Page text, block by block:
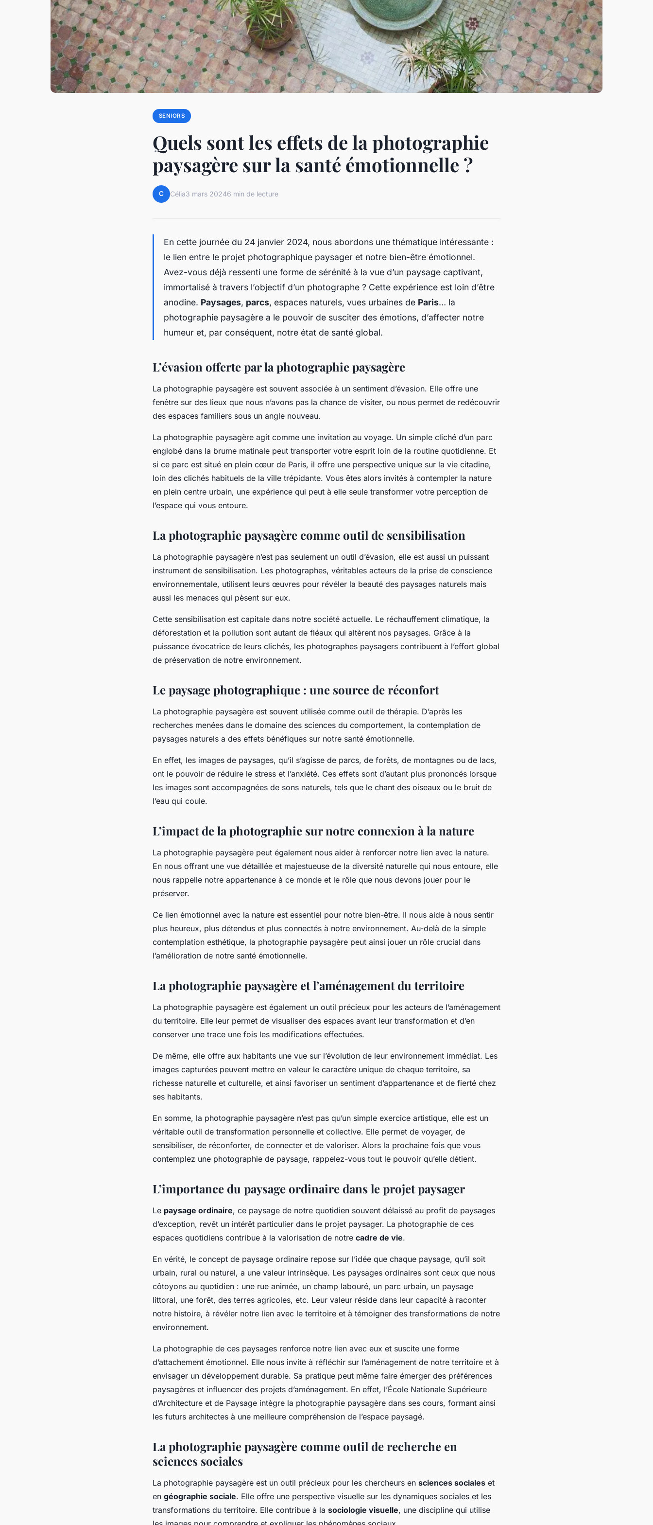
SENIORS
Quels sont les effets de la photographie
paysagère sur la santé émotionnelle ?
C Célia3 mars 20246 min de lecture
En cette journée du 24 janvier 2024, nous abordons une thématique intéressante :
le lien entre le projet photographique paysager et notre bien-être émotionnel.
Avez-vous déjà ressenti une forme de sérénité à la vue d’un paysage captivant,
immortalisé à travers l’objectif d’un photographe ? Cette expérience est loin d’être
anodine. Paysages, parcs, espaces naturels, vues urbaines de Paris… la
photographie paysagère a le pouvoir de susciter des émotions, d’affecter notre
humeur et, par conséquent, notre état de santé global.
L’évasion offerte par la photographie paysagère
La photographie paysagère est souvent associée à un sentiment d’évasion. Elle offre une
fenêtre sur des lieux que nous n’avons pas la chance de visiter, ou nous permet de redécouvrir
des espaces familiers sous un angle nouveau.
La photographie paysagère agit comme une invitation au voyage. Un simple cliché d’un parc
englobé dans la brume matinale peut transporter votre esprit loin de la routine quotidienne. Et
si ce parc est situé en plein cœur de Paris, il offre une perspective unique sur la vie citadine,
loin des clichés habituels de la ville trépidante. Vous êtes alors invités à contempler la nature
en plein centre urbain, une expérience qui peut à elle seule transformer votre perception de
l’espace qui vous entoure.
La photographie paysagère comme outil de sensibilisation
La photographie paysagère n’est pas seulement un outil d’évasion, elle est aussi un puissant
instrument de sensibilisation. Les photographes, véritables acteurs de la prise de conscience
environnementale, utilisent leurs œuvres pour révéler la beauté des paysages naturels mais
aussi les menaces qui pèsent sur eux.
Cette sensibilisation est capitale dans notre société actuelle. Le réchauffement climatique, la
déforestation et la pollution sont autant de fléaux qui altèrent nos paysages. Grâce à la
puissance évocatrice de leurs clichés, les photographes paysagers contribuent à l’effort global
de préservation de notre environnement.
Le paysage photographique : une source de réconfort
La photographie paysagère est souvent utilisée comme outil de thérapie. D’après les
recherches menées dans le domaine des sciences du comportement, la contemplation de
paysages naturels a des effets bénéfiques sur notre santé émotionnelle.
En effet, les images de paysages, qu’il s’agisse de parcs, de forêts, de montagnes ou de lacs,
ont le pouvoir de réduire le stress et l’anxiété. Ces effets sont d’autant plus prononcés lorsque
les images sont accompagnées de sons naturels, tels que le chant des oiseaux ou le bruit de
l’eau qui coule.
L’impact de la photographie sur notre connexion à la nature
La photographie paysagère peut également nous aider à renforcer notre lien avec la nature.
En nous offrant une vue détaillée et majestueuse de la diversité naturelle qui nous entoure, elle
nous rappelle notre appartenance à ce monde et le rôle que nous devons jouer pour le
préserver.
Ce lien émotionnel avec la nature est essentiel pour notre bien-être. Il nous aide à nous sentir
plus heureux, plus détendus et plus connectés à notre environnement. Au-delà de la simple
contemplation esthétique, la photographie paysagère peut ainsi jouer un rôle crucial dans
l’amélioration de notre santé émotionnelle.
La photographie paysagère et l’aménagement du territoire
La photographie paysagère est également un outil précieux pour les acteurs de l’aménagement
du territoire. Elle leur permet de visualiser des espaces avant leur transformation et d’en
conserver une trace une fois les modifications effectuées.
De même, elle offre aux habitants une vue sur l’évolution de leur environnement immédiat. Les
images capturées peuvent mettre en valeur le caractère unique de chaque territoire, sa
richesse naturelle et culturelle, et ainsi favoriser un sentiment d’appartenance et de fierté chez
ses habitants.
En somme, la photographie paysagère n’est pas qu’un simple exercice artistique, elle est un
véritable outil de transformation personnelle et collective. Elle permet de voyager, de
sensibiliser, de réconforter, de connecter et de valoriser. Alors la prochaine fois que vous
contemplez une photographie de paysage, rappelez-vous tout le pouvoir qu’elle détient.
L’importance du paysage ordinaire dans le projet paysager
Le paysage ordinaire, ce paysage de notre quotidien souvent délaissé au profit de paysages
d’exception, revêt un intérêt particulier dans le projet paysager. La photographie de ces
espaces quotidiens contribue à la valorisation de notre cadre de vie.
En vérité, le concept de paysage ordinaire repose sur l’idée que chaque paysage, qu’il soit
urbain, rural ou naturel, a une valeur intrinsèque. Les paysages ordinaires sont ceux que nous
côtoyons au quotidien : une rue animée, un champ labouré, un parc urbain, un paysage
littoral, une forêt, des terres agricoles, etc. Leur valeur réside dans leur capacité à raconter
notre histoire, à révéler notre lien avec le territoire et à témoigner des transformations de notre
environnement.
La photographie de ces paysages renforce notre lien avec eux et suscite une forme
d’attachement émotionnel. Elle nous invite à réfléchir sur l’aménagement de notre territoire et à
envisager un développement durable. Sa pratique peut même faire émerger des préférences
paysagères et influencer des projets d’aménagement. En effet, l’École Nationale Supérieure
d’Architecture et de Paysage intègre la photographie paysagère dans ses cours, formant ainsi
les futurs architectes à une meilleure compréhension de l’espace paysagé.
La photographie paysagère comme outil de recherche en
sciences sociales
La photographie paysagère est un outil précieux pour les chercheurs en sciences sociales et
en géographie sociale. Elle offre une perspective visuelle sur les dynamiques sociales et les
transformations du territoire. Elle contribue à la sociologie visuelle, une discipline qui utilise